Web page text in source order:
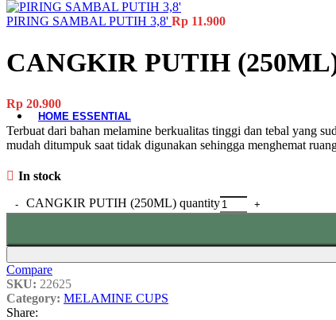
Woodware
Placemat
HOME ESSENTIAL
All Product
Gardening
Storage Baskets
Doormats
Hand Tools
Electrical Items
PIRING SAMBAL PUTIH 3,8' Rp 11.900
CANGKIR PUTIH
Rp 20.900
Terbuat dari bahan melamine berkualitas tinggi dan tebal yang
mudah ditumpuk saat tidak digunakan sehingga menghemat
In stock
CANGKIR PUTIH (250ML) quantity
Compare
SKU: 22625
Category: MELAMINE CUPS
Share: